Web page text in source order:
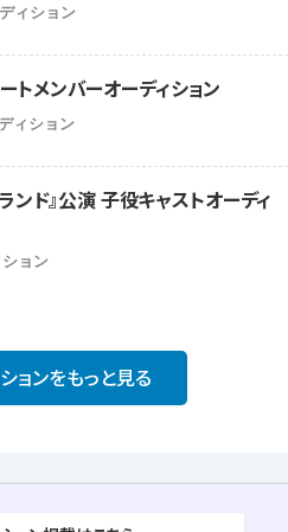
ィション
メンバーオーディション
ィション
ンド』公演 子役キャストオーディ
ョン
ョンをもっと見る